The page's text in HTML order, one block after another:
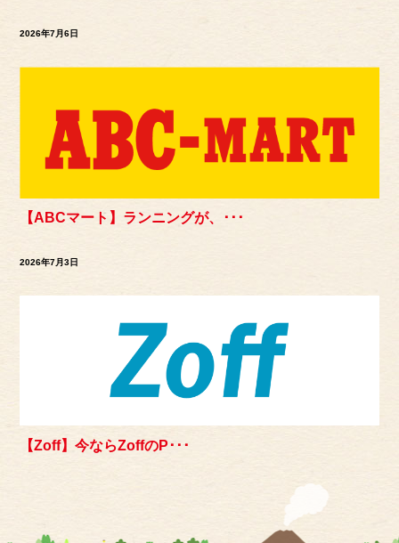
2026年7月6日
【ABCマート】ランニングが、･･･
2026年7月3日
【Zoff】今ならZoffのP･･･